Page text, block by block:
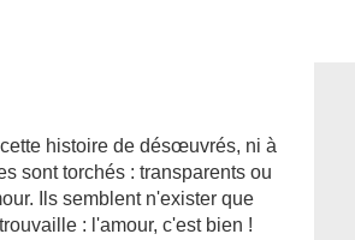
histoire de désœuvrés, ni à
sont torchés : transparents ou
Ils semblent n'exister que
: l'amour, c'est bien !